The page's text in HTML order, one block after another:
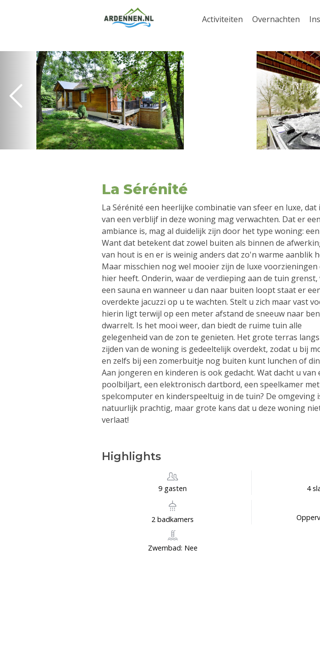
Activiteiten Overnachten
La Sérénité
La Sérénité een heerlijke combinatie van sfeer en luxe, dat
van een verblijf in deze woning mag verwachten. Dat er
ambiance is, mag al duidelijk zijn door het type woning:
Want dat betekent dat zowel buiten als binnen de
van hout is en er is weinig anders dat zo'n warme aanblik
Maar misschien nog wel mooier zijn de luxe voorzieningen
hier heeft. Onderin, waar de verdieping aan de tuin grenst,
een sauna en wanneer u dan naar buiten loopt staat er
overdekte jacuzzi op u te wachten. Stelt u zich maar vast
hierin ligt terwijl op een meter afstand de sneeuw naar
dwarrelt. Is het mooi weer, dan biedt de ruime tuin alle
gelegenheid van de zon te genieten. Het grote terras
zijden van de woning is gedeeltelijk overdekt, zodat u bij
en zelfs bij een zomerbuitje nog buiten kunt lunchen of
Aan jongeren en kinderen is ook gedacht. Wat dacht u van
poolbiljart, een elektronisch dartbord, een speelkamer met
spelcomputer en kinderspeeltuig in de tuin? De omgeving
natuurlijk prachtig, maar grote kans dat u deze woning
verlaat!
Highlights
9 gasten 4
2 badkamers
Zwembad: Nee